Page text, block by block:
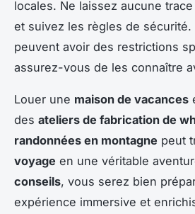
locales. Ne laissez aucune
et suivez les règles de sécurité.
peuvent avoir des restrictions
assurez-vous de les connaître
Louer une maison de vacances
des ateliers de fabrication de
randonnées en montagne peut
voyage en une véritable
conseils, vous serez bien
expérience immersive et